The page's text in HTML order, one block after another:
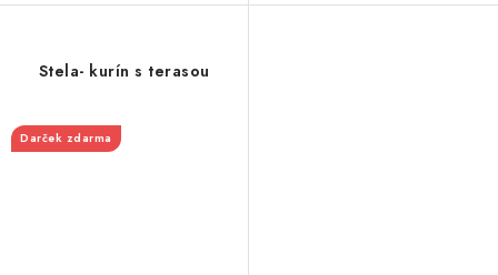
Stela- kurín s terasou
Darček zdarma